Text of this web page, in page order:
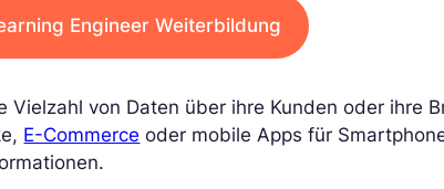
Engineer Weiterbildung
Vielzahl von Daten über ihre Kunden oder ihre
E-Commerce oder mobile Apps für